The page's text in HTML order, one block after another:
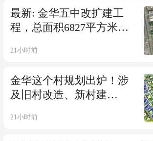
湖、金漪湖……
最新: 金华五中改扩建工
程，总面积6827平方米的
21小时前
金华这个村规划出炉！涉
及旧村改造、新村建
21小时前